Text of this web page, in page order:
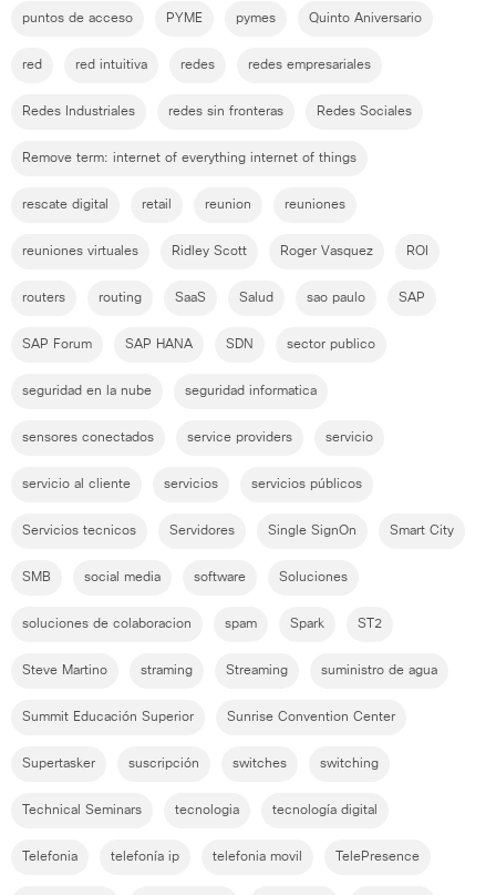
puntos de acceso PYME pymes Quinto Aniversario
red red intuitiva redes redes empresariales
Redes Industriales redes sin fronteras Redes Sociales
Remove term: internet of everything internet of things
rescate digital retail reunion reuniones
reuniones virtuales Ridley Scott Roger Vasquez ROI
routers routing SaaS Salud sao paulo SAP
SAP Forum SAP HANA SDN sector publico
seguridad en la nube seguridad informatica
sensores conectados service providers servicio
servicio al cliente servicios servicios públicos
Servicios tecnicos Servidores Single SignOn Smart City
SMB social media software Soluciones
soluciones de colaboracion spam Spark ST2
Steve Martino straming Streaming suministro de agua
Summit Educación Superior Sunrise Convention Center
Supertasker suscripción switches switching
Technical Seminars tecnologia tecnología digital
Telefonia telefonía ip telefonia movil TelePresence